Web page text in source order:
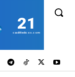
21
casiMedicos.com